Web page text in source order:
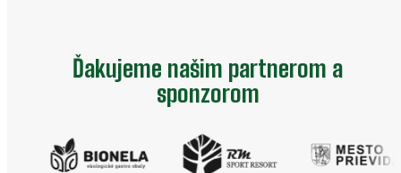
Ďakujeme našim partnerom a
sponzorom